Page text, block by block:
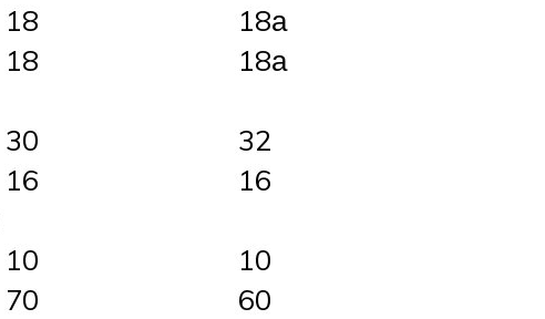
18
18а
18
18а
30
32
16
16
10
10
70
60